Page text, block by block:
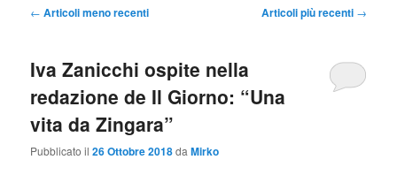
Navigazione
← Articoli meno recenti Articoli più recenti →
Iva Zanicchi ospite nella
redazione de Il Giorno: “Una
vita da Zingara”
Pubblicato il26 Ottobre 2018daMirko